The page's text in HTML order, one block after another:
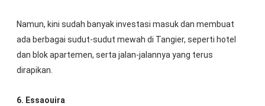
Namun, kini sudah banyak investasi masuk dan membuat
ada berbagai sudut-sudut mewah di Tangier, seperti hotel
dan blok apartemen, serta jalan-jalannya yang terus
dirapikan.
6. Essaouira